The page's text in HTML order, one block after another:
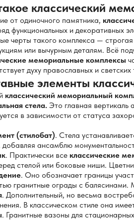
классический
от одиночного памятника,
функциональных и декоративных
черты такого комплекса —
или вычурным деталям. Всё
мемориальные комплексы
духу православных и
элементы
классический мемориальный
стела. Это главная
в зависимости от статуса
(стилобат). Стела
добавляя ансамблю
. Практически все классические
стелой или боковые ниши.
. Оно обозначает границы
гранитные ограды с балясинами.
. Дополнительный, но весьма
В классическом стиле она
. Гранитные вазоны для